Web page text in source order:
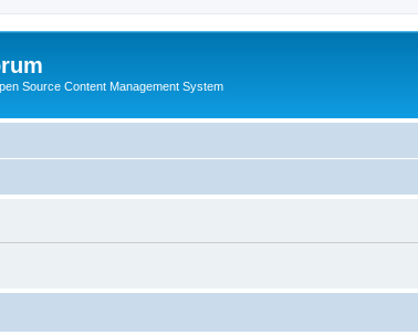
Source Content Management System